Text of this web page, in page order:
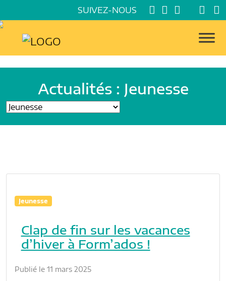
SUIVEZ-NOUS
Actualités : Jeunesse
Jeunesse
Clap de fin sur les vacances
d’hiver à Form’ados !
Publié le 11 mars 2025